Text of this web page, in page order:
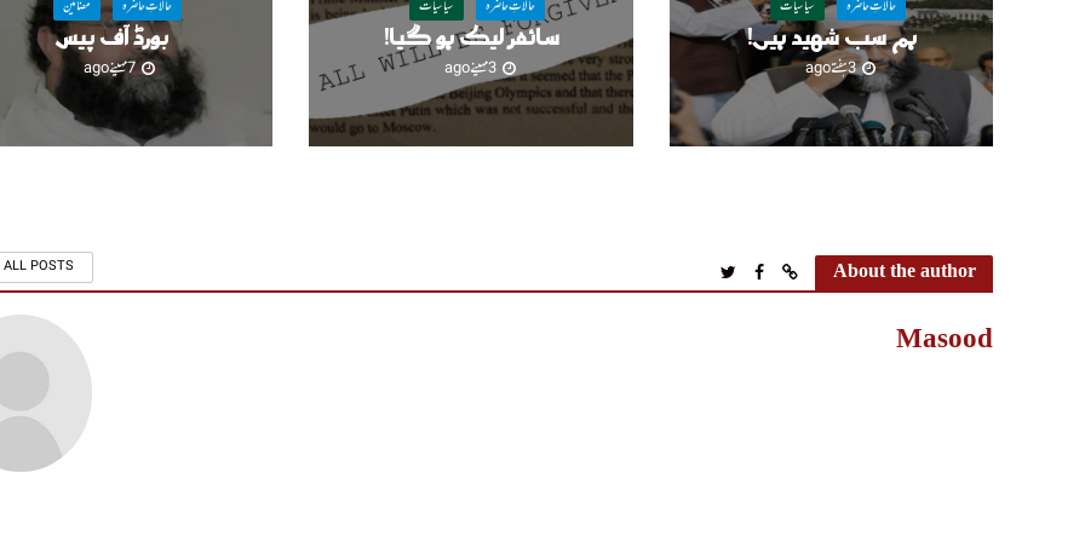
حالاتِ حاضرہ سیاسیات
ہم سب شہید ہیں!
3 ہفتے ago
حالاتِ حاضرہ سیاسیات
سائفر لیک ہو گیا!
3 مہینے ago
حالاتِ حاضرہ مضامین
بورڈ آف پیس
7 مہینے ago
About the author
POSTS
Masood